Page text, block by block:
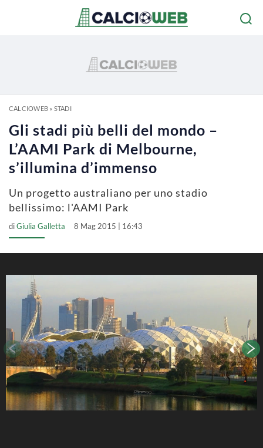
CALCIOWEB» STADI
Gli stadi più belli del mondo –
L’AAMI Park di Melbourne,
s’illumina d’immenso
Un progetto australiano per uno stadio
bellissimo: l'AAMI Park
diGiulia Galletta 8 Mag 2015 | 16:43